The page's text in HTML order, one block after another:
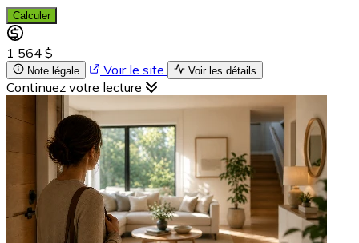
Calculer
1 564 $
Note légale Voir le site Voir les détails
Continuez votre lecture